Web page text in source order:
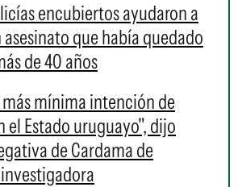
encubiertos ayudaron a
que había quedado
de 40 años
mínima intención de
el Estado uruguayo", dijo
de Cardama de